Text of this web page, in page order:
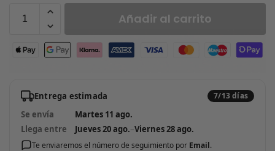
Añadir al carrito
Entrega estimada 7/13 días
Se envía
Martes 11 ago.
Llega entre
Jueves 20 ago.–Viernes 28 ago.
Te enviaremos el número de seguimiento por Email.